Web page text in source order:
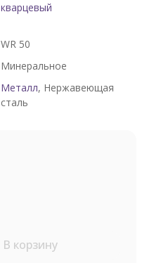
кварцевый
WR 50
Минеральное
Металл, Нержавеющая
сталь
В корзину